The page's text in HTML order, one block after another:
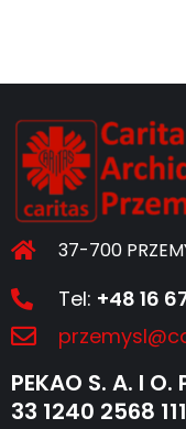
37-700
Tel: +48 16
PEKAO S. A. I
33 1240 2568